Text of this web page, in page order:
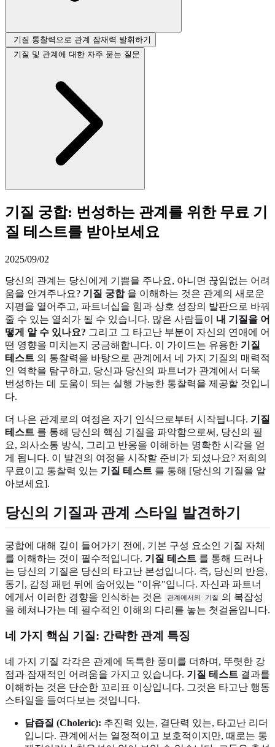
기질 통찰력으로 관계 잠재력 발휘하기
기질 및 관계에 대한 자주 묻는 질문
기질 궁합: 번성하는 관계를 위한 무료 기
질 테스트를 받아보세요
2025/09/02
당신의 관계는 당신에게 기쁨을 주나요, 아니면 끊임없는 어려
움을 안겨주나요? 기질 궁합을 이해하는 것은 관계의 새로운
지평을 열어주고, 파트너십을 힘과 상호 성장의 발판으로 바꿔
줄 수 있는 열쇠가 될 수 있습니다. 많은 사람들이 내 기질을 어
떻게 알 수 있나요? 그리고 그 타고난 부분이 자신의 연애에 어
떤 영향을 미치는지 궁금해합니다. 이 가이드는 유용한 기질
테스트 의 통찰력을 바탕으로 관계에서 네 가지 기질의 매력적
인 역학을 탐구하고, 당신과 당신의 파트너가 관계에서 더욱
번성하는 데 도움이 되는 실행 가능한 통찰력을 제공할 것입니
다.
더 나은 관계로의 여정은 자기 인식으로부터 시작됩니다. 기질
테스트 를 통해 당신의 핵심 기질을 파악함으로써, 당신의 필
요, 의사소통 방식, 그리고 반응을 이해하는 명확한 시각을 얻
게 됩니다. 이 발견의 여정을 시작할 준비가 되셨나요? 저희의
무료이고 통찰력 있는 기질 테스트 를 통해 [당신의 기질을 알
아보세요].
당신의 기질과 관계 스타일 발견하기
궁합에 대해 깊이 들어가기 전에, 기본 구성 요소인 기질 자체
를 이해하는 것이 필수적입니다. 기질 테스트 를 통해 드러나
는 당신의 기질은 당신의 타고난 본성입니다. 즉, 당신의 반응,
동기, 감정 패턴 뒤에 숨어있는 "이유"입니다. 자신과 파트너
에게서 이러한 경향을 인식하는 것은
관계에서의 기질 의 복잡성
을 헤쳐나가는 데 필수적인 이해의 다리를 놓는 첫걸음입니다.
네 가지 핵심 기질: 간략한 관계 특징
네 가지 기질 각각은 관계에 독특한 풍미를 더하며, 뚜렷한 강
점과 잠재적인 어려움을 가지고 있습니다. 기질 테스트 결과를
이해하는 것은 단순한 꼬리표 이상입니다. 그것은 타고난 행동
스타일을 들여다보는 것입니다.
담즙질 (Choleric): 추진력 있는, 결단력 있는, 타고난 리더
입니다. 관계에서는 열정적이고 보호적이지만, 때로는 통